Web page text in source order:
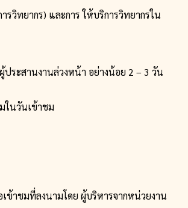
วิทยากร) และการ ให้บริการวิทยากรใน
ระสานงานล่วงหน้า อย่างน้อย 2 – 3 วัน
ในวันเข้าชม
าชมที่ลงนามโดย ผู้บริหารจากหน่วยงาน